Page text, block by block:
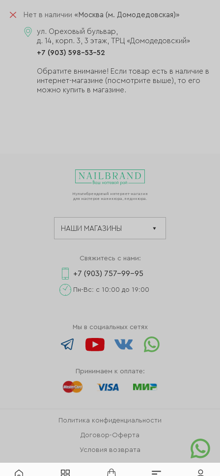
Нет в наличии «Москва (м. Домодедовская)»
ул. Ореховый бульвар,
д. 14, корп. 3, 3 этаж, ТРЦ «Домодедовский»
+7 (903) 598-53-52
Обратите внимание! Если товар есть в наличие в
интернет-магазине (посмотрите выше), то его
можно купить в магазине.
Мультибрендовый интернет-магазин
для мастеров маникюра, педикюра.
Свяжитесь с нами:
+7 (903) 757-99-95
Пн-Вс: с 10:00 до 19:00
Мы в социальных сетях
Принимаем к оплате:
Политика конфиденциальности
Договор-Оферта
Условия возврата